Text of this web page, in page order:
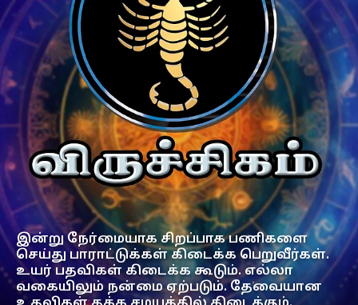
இன்று நேர்மையாக சிறப்பாக பணிகளை
செய்து பாராட்டுக்கள் கிடைக்க பெறுவீர்கள்.
உயர் பதவிகள் கிடைக்க கூடும். எல்லா
வகையிலும் நன்மை ஏற்படும். தேவையான